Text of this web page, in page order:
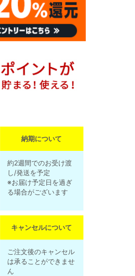
納期について
約2週間でのお受け渡
し/発送を予定
※お届け予定日を過ぎ
る場合がございます
キャンセルについて
ご注文後のキャンセル
は承ることができませ
ん